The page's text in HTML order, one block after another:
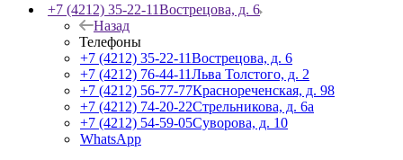
+7 (4212) 35-22-11Вострецова, д. 6
Назад
Телефоны
+7 (4212) 35-22-11Вострецова, д. 6
+7 (4212) 76-44-11Льва Толстого, д. 2
+7 (4212) 56-77-77Краснореченская, д. 98
+7 (4212) 74-20-22Стрельникова, д. 6а
+7 (4212) 54-59-05Суворова, д. 10
WhatsApp